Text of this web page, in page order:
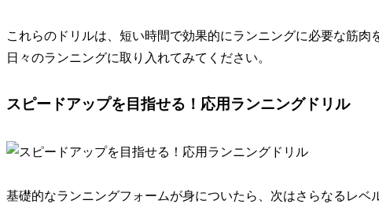
これらのドリルは、 短い時間で効果的にランニングに必要な筋肉
日々のランニングに取り入れてみてください。
スピードアップを目指せる！応用ランニングドリル
基礎的なランニングフォームが身についたら、次はさらなるレベ